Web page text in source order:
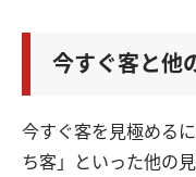
今すぐ客と他
今すぐ客を見極める
ち客」といった他の